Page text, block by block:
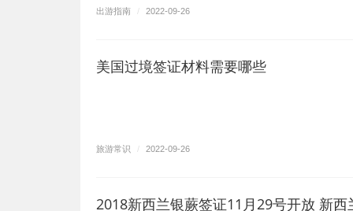
出游指南 / 2022-09-26
美国过境签证材料需要哪些
旅游常识 / 2022-09-26
2018新西兰银蕨签证11月29号开放 新